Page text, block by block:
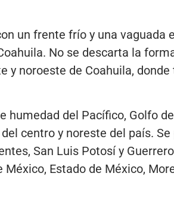
un frente frío y una vaguada
No se descarta la
y noroeste de Coahuila,
humedad del Pacífico, Golfo
centro y noreste del país.
San Luis Potosí y
Estado de México,